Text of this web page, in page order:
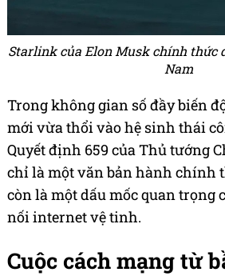
Starlink của Elon Musk chính thức
Nam
Trong không gian số đầy biến
mới vừa thổi vào hệ sinh thái
Quyết định 659 của Thủ tướng
chỉ là một văn bản hành chính
còn là một dấu mốc quan trọng
nối internet vệ tinh.
Cuộc cách mạng từ